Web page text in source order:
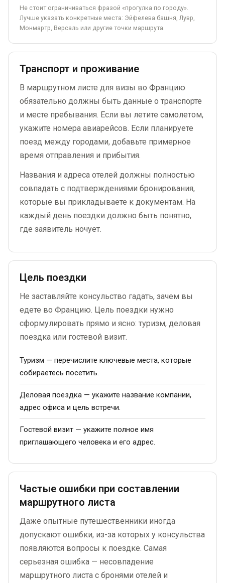
Не стоит ограничиваться фразой «прогулка по городу».
Лучше указать конкретные места: Эйфелева башня, Лувр,
Монмартр, Версаль или другие точки маршрута.
Транспорт и проживание
В маршрутном листе для визы во Францию
обязательно должны быть данные о транспорте
и месте пребывания. Если вы летите самолетом,
укажите номера авиарейсов. Если планируете
поезд между городами, добавьте примерное
время отправления и прибытия.
Названия и адреса отелей должны полностью
совпадать с подтверждениями бронирования,
которые вы прикладываете к документам. На
каждый день поездки должно быть понятно,
где заявитель ночует.
Цель поездки
Не заставляйте консульство гадать, зачем вы
едете во Францию. Цель поездки нужно
сформулировать прямо и ясно: туризм, деловая
поездка или гостевой визит.
Туризм — перечислите ключевые места, которые
собираетесь посетить.
Деловая поездка — укажите название компании,
адрес офиса и цель встречи.
Гостевой визит — укажите полное имя
приглашающего человека и его адрес.
Частые ошибки при составлении
маршрутного листа
Даже опытные путешественники иногда
допускают ошибки, из-за которых у консульства
появляются вопросы к поездке. Самая
серьезная ошибка — несовпадение
маршрутного листа с бронями отелей и